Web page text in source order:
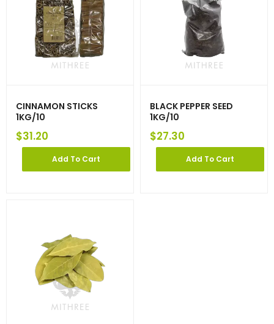
CINNAMON STICKS
1KG/10
$31.20
Add To Cart
BLACK PEPPER SEED
1KG/10
$27.30
Add To Cart